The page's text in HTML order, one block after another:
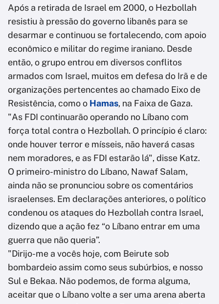
Após a retirada de Israel em 2000, o Hezbollah
resistiu à pressão do governo libanês para se
desarmar e continuou se fortalecendo, com apoio
econômico e militar do regime iraniano. Desde
então, o grupo entrou em diversos conflitos
armados com Israel, muitos em defesa do Irã e de
organizações pertencentes ao chamado Eixo de
Resistência, como o Hamas, na Faixa de Gaza.
"As FDI continuarão operando no Líbano com
força total contra o Hezbollah. O princípio é claro:
onde houver terror e mísseis, não haverá casas
nem moradores, e as FDI estarão lá", disse Katz.
O primeiro-ministro do Líbano, Nawaf Salam,
ainda não se pronunciou sobre os comentários
israelenses. Em declarações anteriores, o político
condenou os ataques do Hezbollah contra Israel,
dizendo que a ação fez “o Líbano entrar em uma
guerra que não queria”.
"Dirijo-me a vocês hoje, com Beirute sob
bombardeio assim como seus subúrbios, e nosso
Sul e Bekaa. Não podemos, de forma alguma,
aceitar que o Líbano volte a ser uma arena aberta